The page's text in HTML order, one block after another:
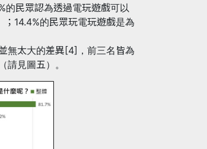
的民眾認為透過電玩遊戲可以
；14.4%的民眾玩電玩遊戲是為
無太大的差異[4]，前三名皆為
請見圖五）。